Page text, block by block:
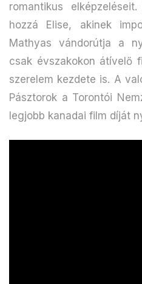
romantikus
hozzá Elise, akinek
Mathyas vándorútja a
csak évszakokon átívelő
szerelem kezdete is. A
Pásztorok a Torontói
legjobb kanadai film díját